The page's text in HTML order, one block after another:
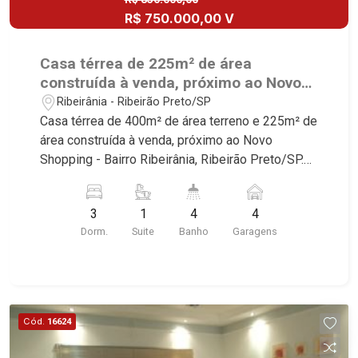
R$ 750.000,00 V
Casa térrea de 225m² de área
construída à venda, próximo ao Novo
Shopping - Bairro Ribeirânia, Ribeirão
Preto/SP.
Ribeirânia - Ribeirão Preto/SP
Casa térrea de 400m² de área terreno e 225m² de
área construída à venda, próximo ao Novo
Shopping - Bairro Ribeirânia, Ribeirão Preto/SP.
Martinelli Imobiliária selecionou para você: -
400m² de área terreno e 225m² de área
construída - 3 dormitórios com armários sendo 1
com churrasqueira - Piscina - Quintal - Corredor
lateral - Jardim - 4 vagas sendo 2 cobertas
Martinelli Imobiliária - excelência absoluta no
3
Dorm.
1
Suite
4
Banho
4
Garagens
Cód. 16624